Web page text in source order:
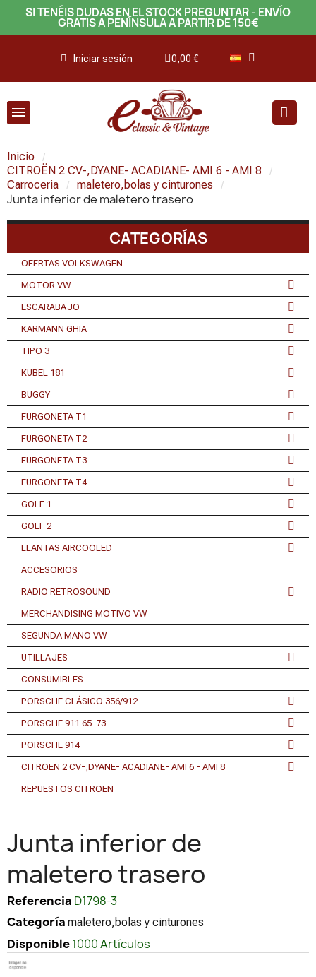
SI TENÉIS DUDAS EN EL STOCK PREGUNTAR - ENVÍO
GRATIS A PENÍNSULA A PARTIR DE 150€
Iniciar sesión 0,00 €
Inicio
CITROËN 2 CV-,DYANE- ACADIANE- AMI 6 - AMI 8
Carroceria
maletero,bolas y cinturones
Junta inferior de maletero trasero
CATEGORÍAS
OFERTAS VOLKSWAGEN
MOTOR VW
ESCARABAJO
KARMANN GHIA
TIPO 3
KUBEL 181
BUGGY
FURGONETA T1
FURGONETA T2
FURGONETA T3
FURGONETA T4
GOLF 1
GOLF 2
LLANTAS AIRCOOLED
ACCESORIOS
RADIO RETROSOUND
MERCHANDISING MOTIVO VW
SEGUNDA MANO VW
UTILLAJES
CONSUMIBLES
PORSCHE CLÁSICO 356/912
PORSCHE 911 65-73
PORSCHE 914
CITROËN 2 CV-,DYANE- ACADIANE- AMI 6 - AMI 8
REPUESTOS CITROEN
Junta inferior de
maletero trasero
Referencia D1798-3
Categoría maletero,bolas y cinturones
Disponible1000 Artículos